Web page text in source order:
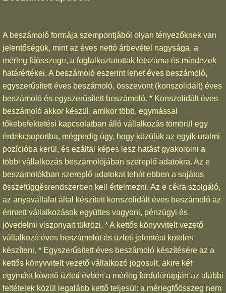
A beszámoló formája szempontjából olyan tényezőknek van
jelentőségük, mint az éves nettó árbevétel nagysága, a
mérleg főösszege, a foglalkoztatottak létszáma és mindezek
határértékei. A beszámoló eszerint lehet éves beszámoló,
egyszerűsített éves beszámoló, összevont (konszolidált) éves
beszámoló és egyszerűsített beszámoló. * Konszolidált éves
beszámoló akkor készül, amikor több, egymással
tőkebefektetési kapcsolatban álló vállalkozás tömörül egy
érdekcsoportba, mégpedig úgy, hogy közülük az egyik uralmi
pozícióba kerül, és ezáltal képes lesz hatást gyakorolni a
többi vállalkozás beszámolójában szereplő adatokra. Az e
beszámolókban szereplő adatokat tehát ebben a sajátos
összefüggésrendszerben kell értelmezni. Az e célra szolgáló,
az anyavállalat által készített konszolidált éves beszámoló az
érintett vállalkozások együttes vagyoni, pénzügyi és
jövedelmi viszonyait tükrözi. * A kettős könyvvitelt vezető
vállalkozó éves beszámolót és üzleti jelentést köteles
készíteni. * Egyszerűsített éves beszámoló készítésére az a
kettős könyvvitelt vezető vállalkozó jogosult, akire két
egymást követő üzleti évben a mérleg fordulónapján az alábbi
feltételek közül legalább kettő teljesül: a mérlegfőösszeg nem